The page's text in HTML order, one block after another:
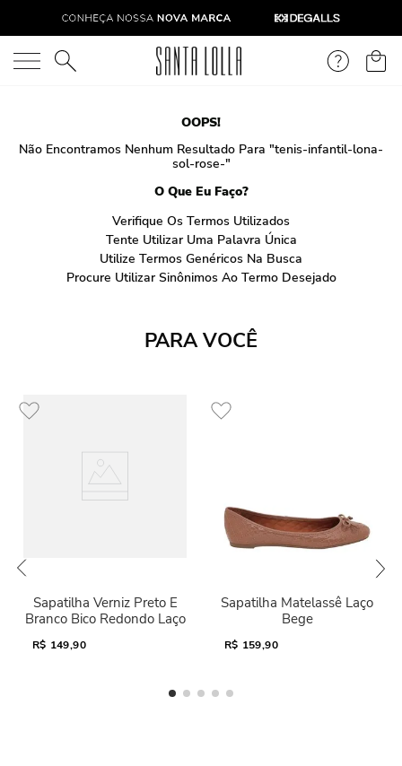
O que você está procurando?
OOPS!
Não Encontramos Nenhum Resultado Para "tenis-infantil-lona-
sol-rose-"
O Que Eu Faço?
Verifique Os Termos Utilizados
Tente Utilizar Uma Palavra Única
Utilize Termos Genéricos Na Busca
Procure Utilizar Sinônimos Ao Termo Desejado
PARA VOCÊ
Sapatilha Verniz Preto E
Branco Bico Redondo Laço
R$ 149,90
Sapatilha Matelassê Laço
Bege
R$ 159,90